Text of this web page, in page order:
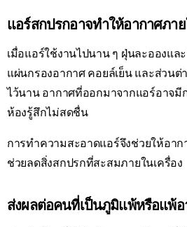
แอร์สกปรกอาจทำให้อากาศภา
เมื่อแอร์ใช้งานไปนาน ๆ ฝุ่นละอองแล
แผ่นกรองอากาศ คอยล์เย็น และส่วนต่
ไว้นาน อากาศที่ออกมาจากแอร์อาจ
ห้องรู้สึกไม่สดชื่น
การทำความสะอาดแอร์จึงช่วยให้อา
ช่วยลดสิ่งสกปรกที่สะสมภายในเครื่อง
ส่งผลต่อคนที่เป็นภูมิแพ้หรือแพ้อ